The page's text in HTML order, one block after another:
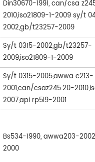
Din30670-1991, can/csa
2010,iso21809-1-2009 sy/t
2002,gb/t23257-2009
Sy/t 0315-2002,gb/t23257-
2009,iso21809-1-2009
Sy/t 0315-2005,awwa c213-
2001,can/csaz245.20-
2007,api rp5l9-2001
Bs534-1990, awwa203-
2000